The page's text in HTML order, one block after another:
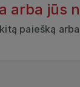
arba jūs
paiešką